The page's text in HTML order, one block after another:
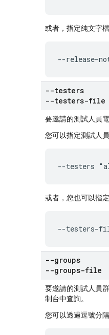
或者，指定純文字
--release-
--testers
--testers-file
要邀請的測試人員
您可以指定測試人
--testers
或者，您也可以指
--testers-
--groups
--groups-file
要邀請的測試人員
制台中查詢。
您可以透過逗號分